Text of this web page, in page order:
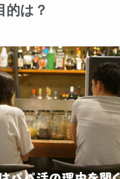
的は？